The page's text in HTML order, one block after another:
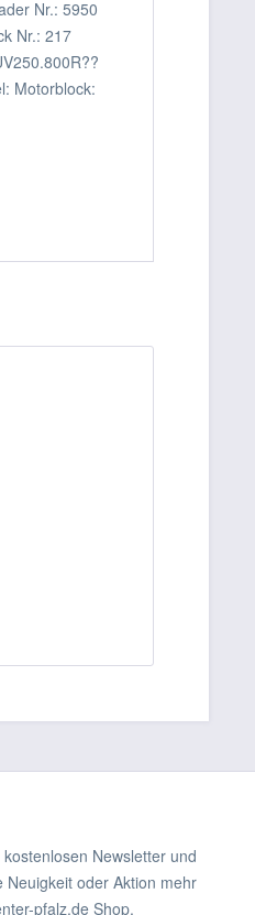
Nr.: 5950
Nr.: 217
Motorblock:
Newsletter und
Neuigkeit oder Aktion mehr
pfalz.de Shop.